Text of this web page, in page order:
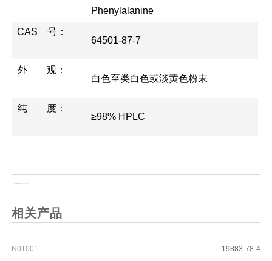
Phenylalanine
CAS 号：
64501-87-7
外 观：
白色至类白色或淡黄色粉末
纯 度：
≥98% HPLC
相关产品
N01001 19883-78-4